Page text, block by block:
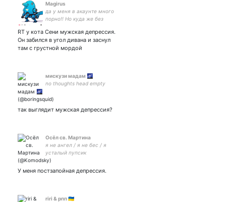
Magirus
да у меня в акаунте много
порно!! Но куда же без
RT у кота Сени мужская депрессия.
Он забился в угол дивана и заснул
там с грустной мордой
мискузи мадам 🌌
no thoughts head empty
так выглядит мужская депрессия?
Осёл св. Мартина
я не ангел / я не бес / я
усталый пупсик
У меня постзапойная депрессия.
riri & рпп 🇺🇦